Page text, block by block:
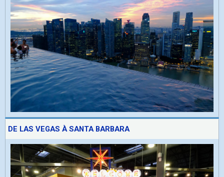
DE LAS VEGAS À SANTA BARBARA